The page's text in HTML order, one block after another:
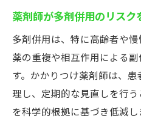
薬剤師が多剤併用のリスク
多剤併用は、特に高齢者や慢
薬の重複や相互作用による
す。かかりつけ薬剤師は、
理し、定期的な見直しを行
を科学的根拠に基づき低減し